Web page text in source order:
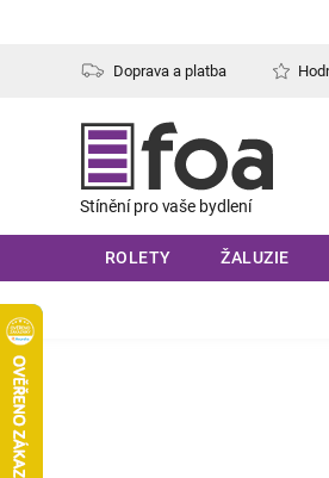
Doprava a platba
ROLETY ŽALUZIE